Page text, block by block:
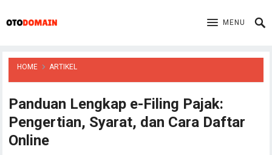
MENU
HOME ARTIKEL
Panduan Lengkap e-Filing Pajak:
Pengertian, Syarat, dan Cara Daftar
Online